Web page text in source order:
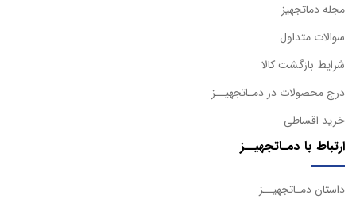
مجله دماتجهیز
سوالات متداول
شرایط بازگشت کالا
درج محصولات در دمـاتجهیــز
خرید اقساطی
ارتباط با دمـاتجهیــز
داستان دمـاتجهیــز